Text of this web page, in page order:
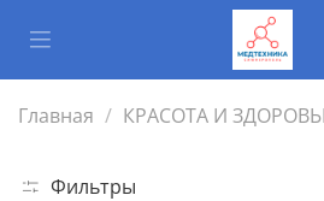
Главная КРАСОТА И
Фильтры